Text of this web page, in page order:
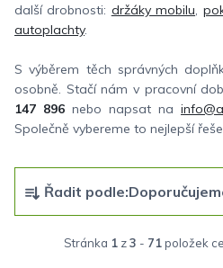
další drobnosti: držáky mobilu,
autoplachty.
S výběrem těch správných
osobně. Stačí nám v pracovní
147 896 nebo napsat na
Společně vybereme to nejlepší
Stránka 1z3 - 71položek
a
Řadit podle: